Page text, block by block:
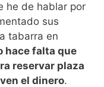
he de hablar por
sus
tabarra en
hace falta que
reservar plaza
el dinero.